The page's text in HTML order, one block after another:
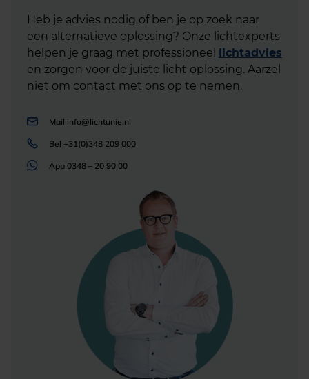
Heb je advies nodig of ben je op zoek naar
een alternatieve oplossing? Onze lichtexperts
helpen je graag met professioneel lichtadvies
en zorgen voor de juiste licht oplossing. Aarzel
niet om contact met ons op te nemen.
Mail info@lichtunie.nl
Bel +31(0)348 209 000
App 0348 – 20 90 00